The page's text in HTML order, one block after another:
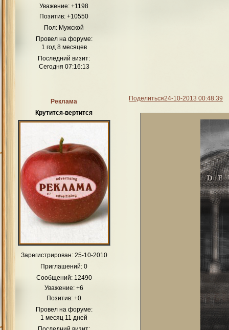
Уважение: +1198
Позитив: +10550
Пол: Мужской
Провел на форуме:
1 год 8 месяцев
Последний визит:
Сегодня 07:16:13
Поделиться24-10-2013 00:48:39
Реклама
Крутится-вертится
Зарегистрирован: 25-10-2010
Приглашений: 0
Сообщений:12490
Уважение: +6
Позитив: +0
Провел на форуме:
1 месяц 11 дней